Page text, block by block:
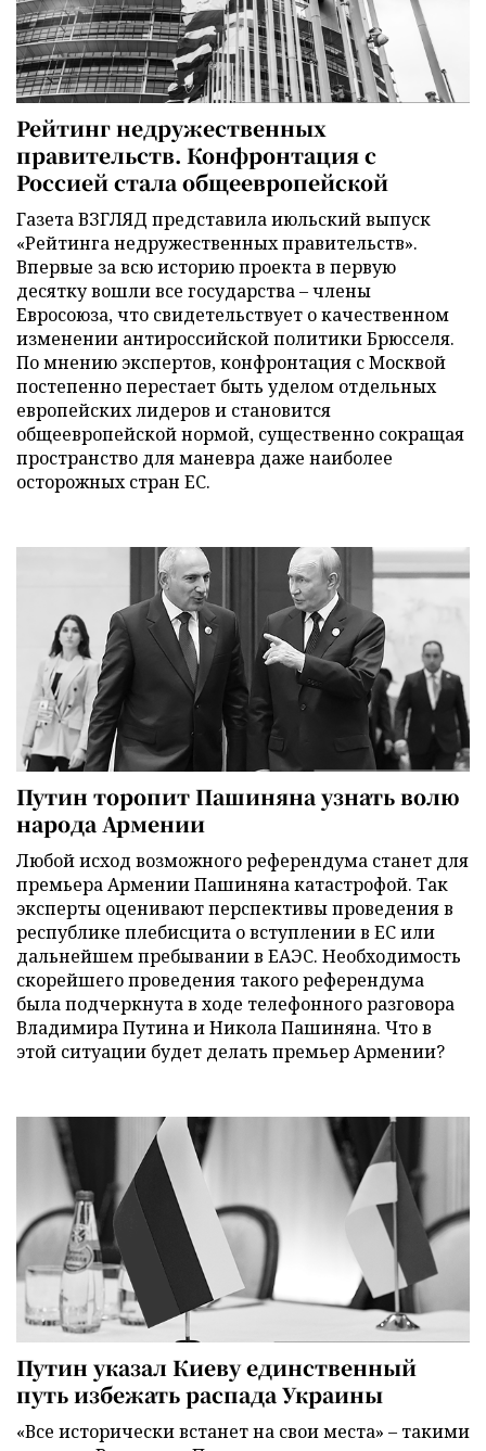
Рейтинг недружественных
правительств. Конфронтация с
Россией стала общеевропейской
Газета ВЗГЛЯД представила июльский выпуск
«Рейтинга недружественных правительств».
Впервые за всю историю проекта в первую
десятку вошли все государства – члены
Евросоюза, что свидетельствует о качественном
изменении антироссийской политики Брюсселя.
По мнению экспертов, конфронтация с Москвой
постепенно перестает быть уделом отдельных
европейских лидеров и становится
общеевропейской нормой, существенно сокращая
пространство для маневра даже наиболее
осторожных стран ЕС.
Путин торопит Пашиняна узнать волю
народа Армении
Любой исход возможного референдума станет для
премьера Армении Пашиняна катастрофой. Так
эксперты оценивают перспективы проведения в
республике плебисцита о вступлении в ЕС или
дальнейшем пребывании в ЕАЭС. Необходимость
скорейшего проведения такого референдума
была подчеркнута в ходе телефонного разговора
Владимира Путина и Никола Пашиняна. Что в
этой ситуации будет делать премьер Армении?
Путин указал Киеву единственный
путь избежать распада Украины
«Все исторически встанет на свои места» – такими